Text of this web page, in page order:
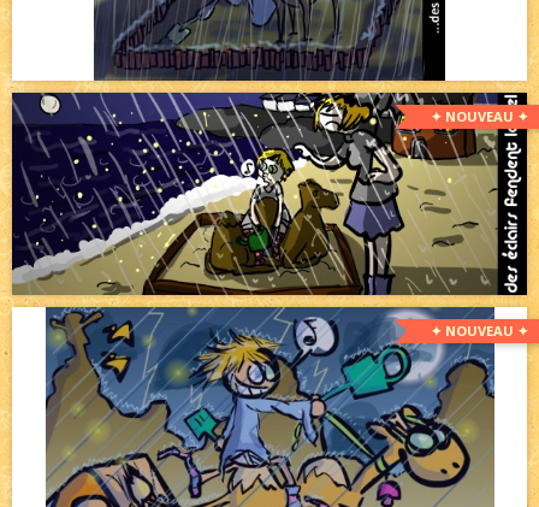
✦ NOUVEAU ✦
✦ NOUVEAU ✦